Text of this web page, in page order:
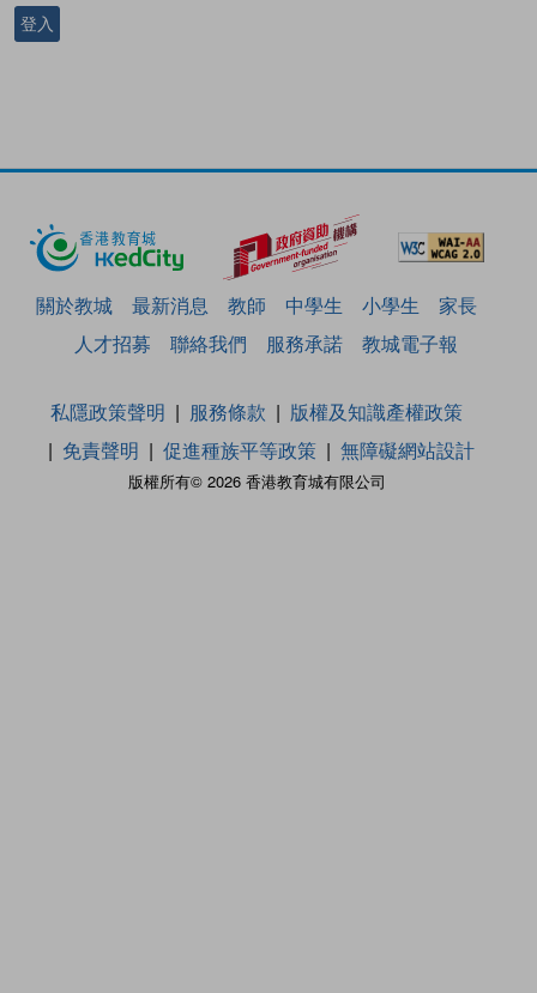
登入
關於教城 最新消息 教師 中學生 小學生
家長
人才招募
聯絡我們 服務承諾 教城電子報
版權所有© 2026 香港教育城有限公司
私隱政策聲明 服務條款
版權及知識產權政策
免責聲明
促進種族平等政策 無障礙網站設計